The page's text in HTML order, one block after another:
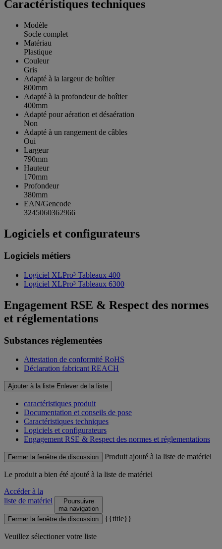
Caractéristiques techniques
Modèle
Socle complet
Matériau
Plastique
Couleur
Gris
Adapté à la largeur de boîtier
800mm
Adapté à la profondeur de boîtier
400mm
Adapté pour aération et désaération
Non
Adapté à un rangement de câbles
Oui
Largeur
790mm
Hauteur
170mm
Profondeur
380mm
EAN/Gencode
3245060362966
Logiciels et configurateurs
Logiciels métiers
Logiciel XLPro³ Tableaux 400
Logiciel XLPro³ Tableaux 6300
Engagement RSE & Respect des normes
et réglementations
Substances réglementées
Attestation de conformité RoHS
Déclaration fabricant REACH
Ajouter à la liste Enlever de la liste
caractéristiques produit
Documentation et conseils de pose
Caractéristiques techniques
Logiciels et configurateurs
Engagement RSE & Respect des normes et réglementations
Fermer la fenêtre de discussion Produit ajouté à la liste de matériel
Le produit a bien été ajouté à la liste de matériel
Accéder à la
liste de matériel
Poursuivre
ma navigation
Fermer la fenêtre de discussion
{{title}}
Veuillez sélectioner votre liste